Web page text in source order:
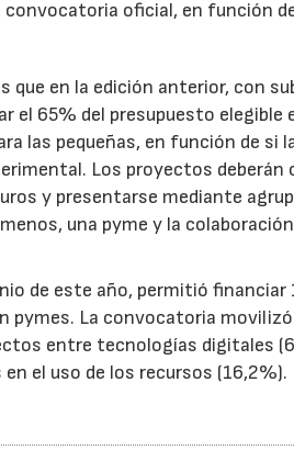
oficial, en función
que en la edición anterior, con
65% del presupuesto elegible
las pequeñas, en función de si
Los proyectos deberán
y presentarse mediante
una pyme y la
de este año, permitió
pymes. La convocatoria
entre tecnologías digitales
el uso de los recursos (16,2%).